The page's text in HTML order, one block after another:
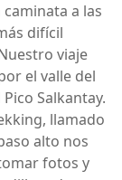
a las
difícil
viaje
el valle del
Salkantay.
llamado
alto nos
fotos y